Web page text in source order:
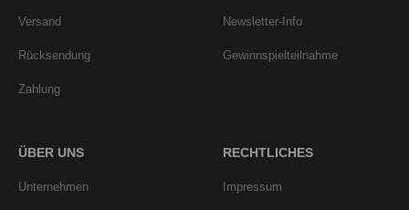
Versand
Rücksendung
Zahlung
Newsletter-Info
Gewinnspielteilnahme
ÜBER UNS
Unternehmen
RECHTLICHES
Impressum